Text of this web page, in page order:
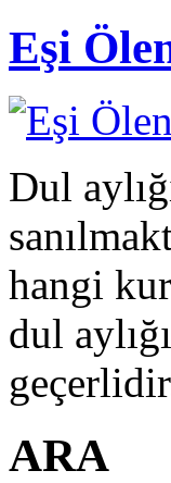
Eşi
Dul
hangi
dul
ARA